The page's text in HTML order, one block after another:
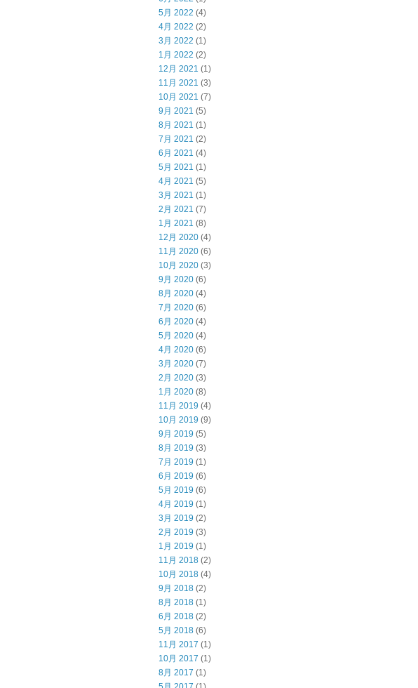
5月 2022 (4)
4月 2022 (2)
3月 2022 (1)
1月 2022 (2)
12月 2021 (1)
11月 2021 (3)
10月 2021 (7)
9月 2021 (5)
8月 2021 (1)
7月 2021 (2)
6月 2021 (4)
5月 2021 (1)
4月 2021 (5)
3月 2021 (1)
2月 2021 (7)
1月 2021 (8)
12月 2020 (4)
11月 2020 (6)
10月 2020 (3)
9月 2020 (6)
8月 2020 (4)
7月 2020 (6)
6月 2020 (4)
5月 2020 (4)
4月 2020 (6)
3月 2020 (7)
2月 2020 (3)
1月 2020 (8)
11月 2019 (4)
10月 2019 (9)
9月 2019 (5)
8月 2019 (3)
7月 2019 (1)
6月 2019 (6)
5月 2019 (6)
4月 2019 (1)
3月 2019 (2)
2月 2019 (3)
1月 2019 (1)
11月 2018 (2)
10月 2018 (4)
9月 2018 (2)
8月 2018 (1)
6月 2018 (2)
5月 2018 (6)
11月 2017 (1)
10月 2017 (1)
8月 2017 (1)